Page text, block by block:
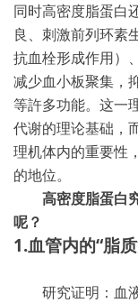
同时高密度脂蛋白
良、刺激前列环素
抗血栓形成作用）
减少血小板聚集，
等許多功能。这一
代谢的理论基础，
理机体内的重要性
的地位。
高密度脂蛋白
呢？
1.血管内的“脂
研究证明：血液